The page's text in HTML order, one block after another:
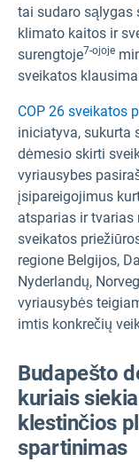
tai sudaro sąlygas
klimato kaitos ir
surengtoje7-ojoje
sveikatos
COP 26 sveikatos
iniciatyva, sukurta
dėmesio skirti
vyriausybes
įsipareigojimus
atsparias ir
sveikatos
regione Belgijos,
Nyderlandų,
vyriausybės
imtis konkrečių
Budapešto
kuriais
klestinčios
spartinimas